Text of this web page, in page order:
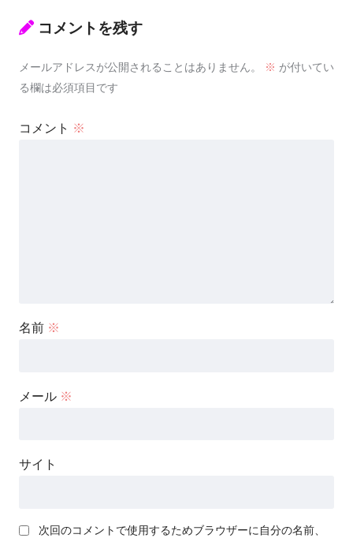
コメントを残す
メールアドレスが公開されることはありません。 ※ が付いてい
る欄は必須項目です
コメント ※
名前 ※
メール ※
サイト
次回のコメントで使用するためブラウザーに自分の名前、